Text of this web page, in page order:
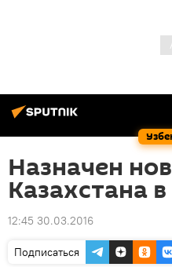
Назначен
Казахстана
12:45 30.03.2016
Подписаться